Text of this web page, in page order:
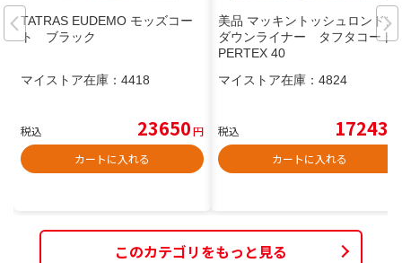
TATRAS EUDEMO モッズコー
ト ブラック
マイストア在庫： 4418
税込 23650円
カートに入れる
美品 マッキントッシュロンドン
ダウンライナー タフタコート
PERTEX 40
マイストア在庫： 4824
税込 17243
カートに入れる
このカテゴリをもっと見る